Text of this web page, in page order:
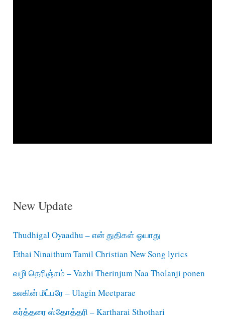
New Update
Thudhigal Oyaadhu – என் துதிகள் ஓயாது
Ethai Ninaithum Tamil Christian New Song lyrics
வழி தெரிஞ்சும் – Vazhi Therinjum Naa Tholanji ponen
உலகின் மீட்பரே – Ulagin Meetparae
கர்த்தரை ஸ்தோத்தரி – Kartharai Sthothari